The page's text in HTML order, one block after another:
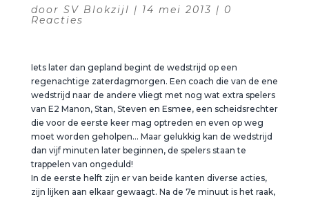
door SV Blokzijl | 14 mei 2013 | 0
Reacties
Iets later dan gepland begint de wedstrijd op een
regenachtige zaterdagmorgen. Een coach die van de ene
wedstrijd naar de andere vliegt met nog wat extra spelers
van E2 Manon, Stan, Steven en Esmee, een scheidsrechter
die voor de eerste keer mag optreden en even op weg
moet worden geholpen… Maar gelukkig kan de wedstrijd
dan vijf minuten later beginnen, de spelers staan te
trappelen van ongeduld!
In de eerste helft zijn er van beide kanten diverse acties,
zijn lijken aan elkaar gewaagt. Na de 7e minuut is het raak,